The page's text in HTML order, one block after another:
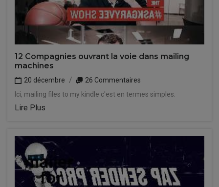
12 Compagnies ouvrant la voie dans mailing
machines
20 décembre
26 Commentaires
Ici, mailing files to my kindle c'est en termes simples.
Lire Plus